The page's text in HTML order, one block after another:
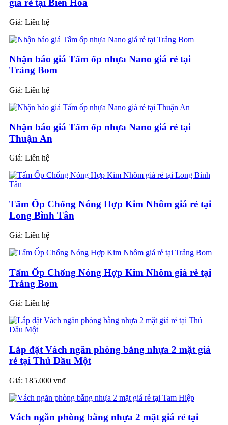
giá rẻ tại Biên Hòa
Giá: Liên hệ
Nhận báo giá Tấm ốp nhựa Nano giá rẻ tại
Trảng Bom
Giá: Liên hệ
Nhận báo giá Tấm ốp nhựa Nano giá rẻ tại
Thuận An
Giá: Liên hệ
Tấm Ốp Chống Nóng Hợp Kim Nhôm giá rẻ tại
Long Bình Tân
Giá: Liên hệ
Tấm Ốp Chống Nóng Hợp Kim Nhôm giá rẻ tại
Trảng Bom
Giá: Liên hệ
Lắp đặt Vách ngăn phòng bằng nhựa 2 mặt giá
rẻ tại Thủ Dầu Một
Giá: 185.000 vnđ
Vách ngăn phòng bằng nhựa 2 mặt giá rẻ tại